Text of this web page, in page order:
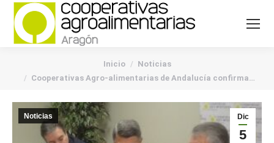
Inicio
Noticias
Cooperativas Agro-alimentarias de Andalucía confirma…
Dic
5
Noticias